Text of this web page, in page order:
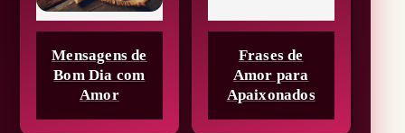
Mensagens de
Bom Dia com
Amor
Frases de
Amor para
Apaixonados